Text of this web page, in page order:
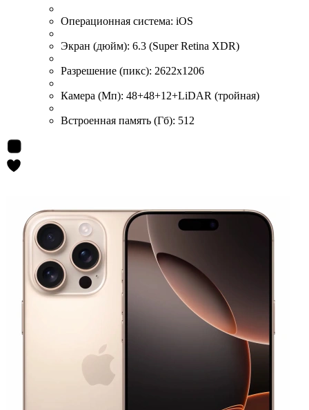
Операционная система: iOS
Экран (дюйм): 6.3 (Super Retina XDR)
Разрешение (пикс): 2622x1206
Камера (Мп): 48+48+12+LiDAR (тройная)
Встроенная память (Гб): 512